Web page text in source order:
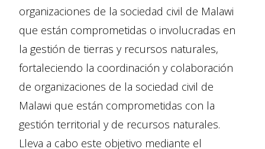
organizaciones de la sociedad civil de Malawi
que están comprometidas o involucradas en
la gestión de tierras y recursos naturales,
fortaleciendo la coordinación y colaboración
de organizaciones de la sociedad civil de
Malawi que están comprometidas con la
gestión territorial y de recursos naturales.
Lleva a cabo este objetivo mediante el